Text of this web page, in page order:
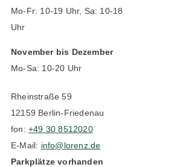
Mo-Fr: 10-19 Uhr, Sa: 10-18
Uhr
November bis Dezember
Mo-Sa: 10-20 Uhr
Rheinstraße 59
12159 Berlin-Friedenau
fon: +49 30 8512020
E-Mail: info@lorenz.de
Parkplätze vorhanden